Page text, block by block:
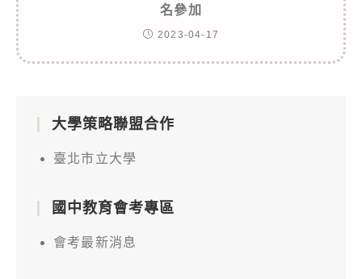
名參加
2023-04-17
大學策略聯盟合作
臺北市立大學
國中教育會考專區
會考最新消息